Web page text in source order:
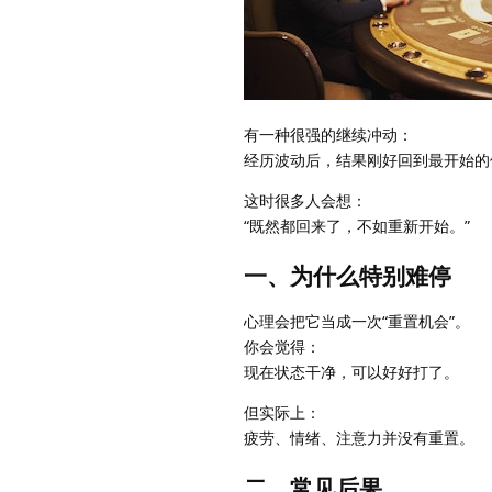
有一种很强的继续冲动：
经历波动后，结果刚好回到最开始
这时很多人会想：
“既然都回来了，不如重新开始。”
一、为什么特别难停
心理会把它当成一次“重置机会”。
你会觉得：
现在状态干净，可以好好打了。
但实际上：
疲劳、情绪、注意力并没有重置。